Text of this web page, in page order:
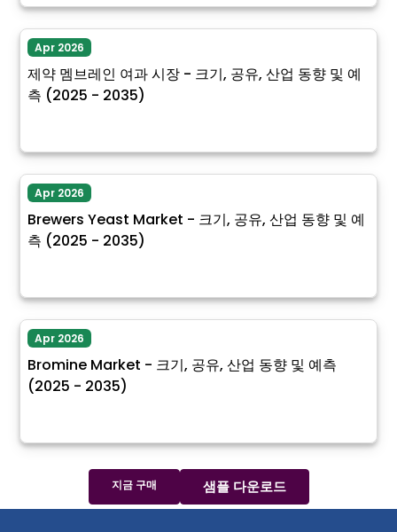
Apr 2026
제약 멤브레인 여과 시장 - 크기, 공유, 산업 동향 및 예
측 (2025 - 2035)
Apr 2026
Brewers Yeast Market - 크기, 공유, 산업 동향 및 예
측 (2025 - 2035)
Apr 2026
Bromine Market - 크기, 공유, 산업 동향 및 예측
(2025 - 2035)
지금 구매 샘플 다운로드